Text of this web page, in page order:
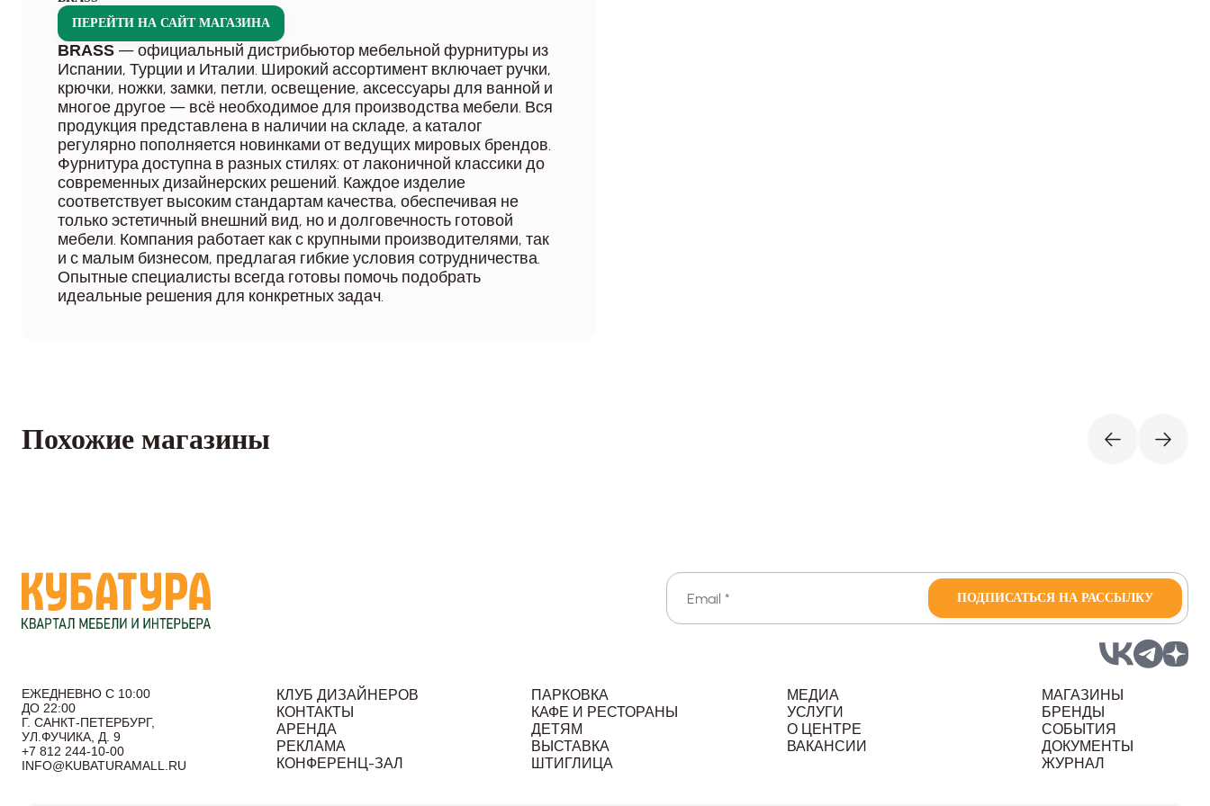
ПЕРЕЙТИ НА САЙТ МАГАЗИНА
BRASS — официальный дистрибьютор мебельной фурнитуры из
Испании, Турции и Италии. Широкий ассортимент включает ручки,
крючки, ножки, замки, петли, освещение, аксессуары для ванной и
многое другое — всё необходимое для производства мебели. Вся
продукция представлена в наличии на складе, а каталог
регулярно пополняется новинками от ведущих мировых брендов.
Фурнитура доступна в разных стилях: от лаконичной классики до
современных дизайнерских решений. Каждое изделие
соответствует высоким стандартам качества, обеспечивая не
только эстетичный внешний вид, но и долговечность готовой
мебели. Компания работает как с крупными производителями, так
и с малым бизнесом, предлагая гибкие условия сотрудничества.
Опытные специалисты всегда готовы помочь подобрать
идеальные решения для конкретных задач.
Похожие магазины
ПОДПИСАТЬСЯ НА РАССЫЛКУ
ЕЖЕДНЕВНО С 10:00
ДО 22:00
Г. САНКТ-ПЕТЕРБУРГ,
УЛ.ФУЧИКА, Д. 9
+7 812 244-10-00
INFO@KUBATURAMALL.RU
КЛУБ ДИЗАЙНЕРОВ
КОНТАКТЫ
АРЕНДА
РЕКЛАМА
КОНФЕРЕНЦ-ЗАЛ
ПАРКОВКА
КАФЕ И РЕСТОРАНЫ
ДЕТЯМ
ВЫСТАВКА
ШТИГЛИЦА
МЕДИА
УСЛУГИ
О ЦЕНТРЕ
ВАКАНСИИ
МАГАЗИНЫ
БРЕНДЫ
СОБЫТИЯ
ДОКУМЕНТЫ
ЖУРНАЛ